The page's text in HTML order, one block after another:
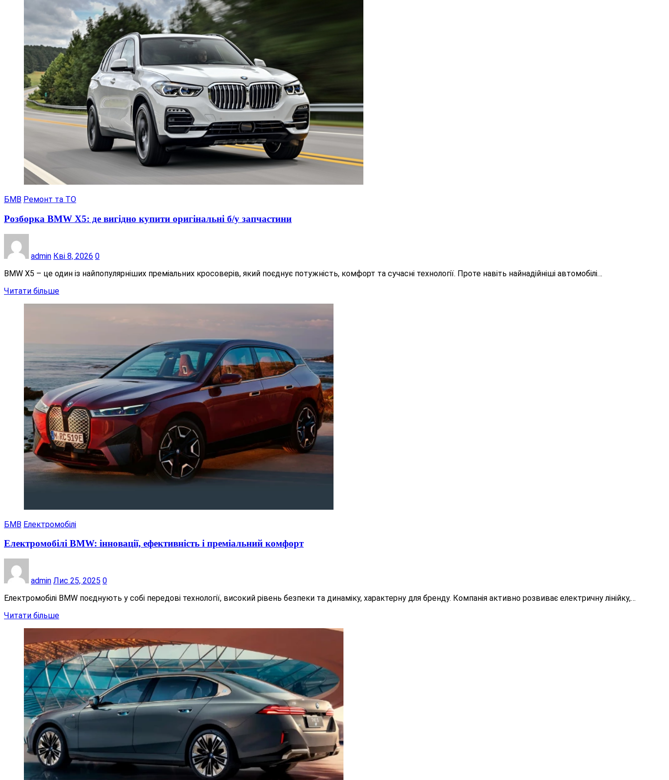
БМВ Ремонт та ТО
Розборка BMW X5: де вигідно купити оригінальні б/у запчастини
admin Кві 8, 2026 0
BMW X5 – це один із найпопулярніших преміальних кросоверів, який поєднує потужність, комфорт та сучасні технології. Проте навіть найнадійніші автомобілі…
Читати більше
БМВ Електромобілі
Електромобілі BMW: інновації, ефективність і преміальний комфорт
admin Лис 25, 2025 0
Електромобілі BMW поєднують у собі передові технології, високий рівень безпеки та динаміку, характерну для бренду. Компанія активно розвиває електричну лінійку,…
Читати більше